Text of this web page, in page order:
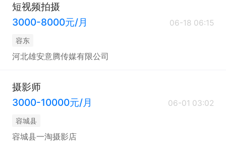
短视频拍摄
3000-8000元/月
06-18 06:15
容东
河北雄安意腾传媒有限公司
摄影师
3000-10000元/月
06-01 03:02
容城县
容城县一淘摄影店